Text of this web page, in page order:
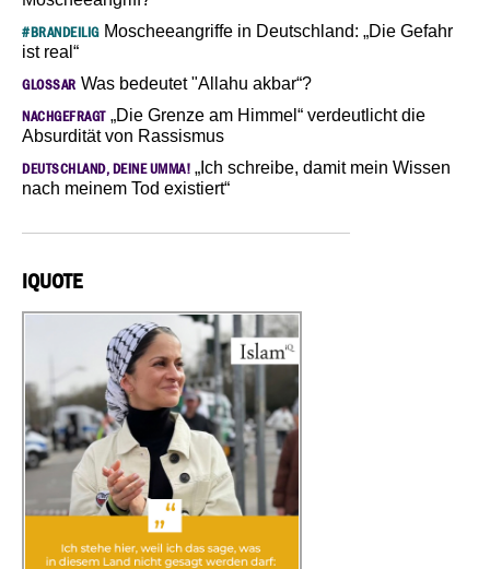
#BRANDEILIGMoscheeangriffe in Deutschland: „Die Gefahr
ist real“
GLOSSAR Was bedeutet "Allahu akbar“?
NACHGEFRAGT„Die Grenze am Himmel“ verdeutlicht die
Absurdität von Rassismus
DEUTSCHLAND, DEINE UMMA! „Ich schreibe, damit mein Wissen
nach meinem Tod existiert“
IQUOTE